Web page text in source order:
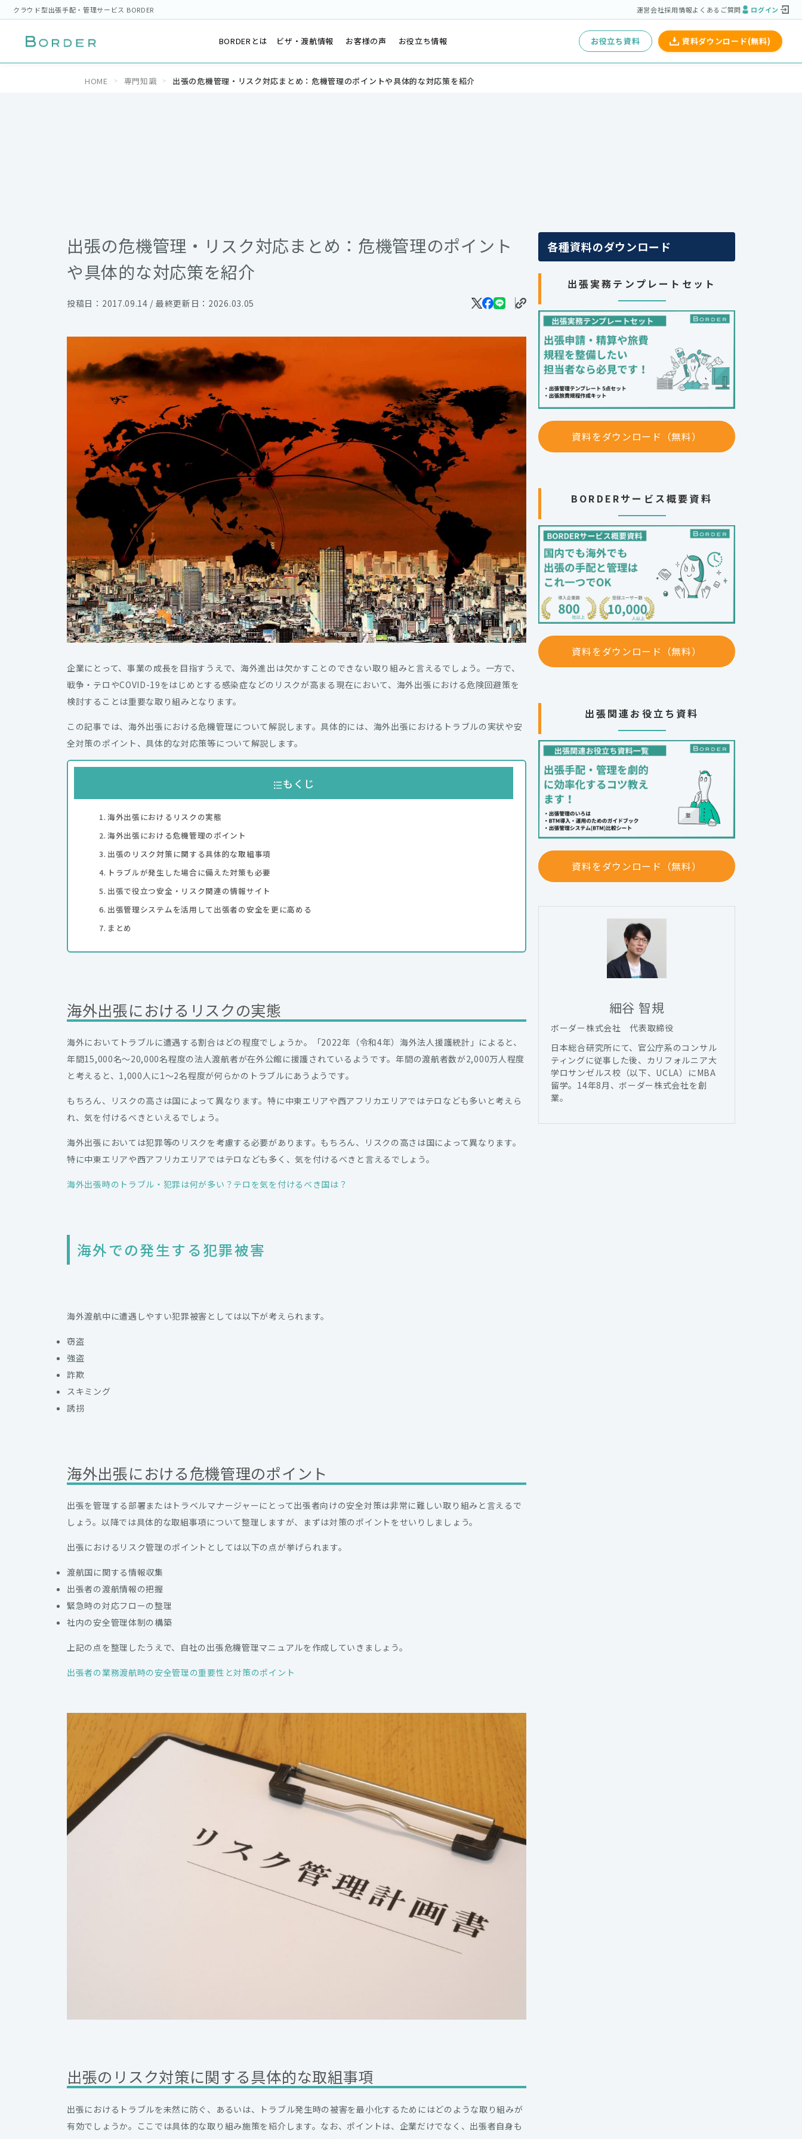
クラウド型出張手配・管理サービス BORDER 運営会社採用情報よくあるご質問 ログイン
BORDERとは ビザ・渡航情報 お客様の声 お役立ち情報 お役立ち資料 資料ダウンロード(無料)
HOME 専門知識 出張の危機管理・リスク対応まとめ：危機管理のポイントや具体的な対応策を紹介
出張の危機管理・リスク対応まとめ：危機管理のポイント
や具体的な対応策を紹介
投稿日：2017.09.14 / 最終更新日：2026.03.05
企業にとって、事業の成長を目指すうえで、海外進出は欠かすことのできない取り組みと言えるでしょう。一方で、
戦争・テロやCOVID-19をはじめとする感染症などのリスクが高まる現在において、海外出張における危険回避策を
検討することは重要な取り組みとなります。
この記事では、海外出張における危機管理について解説します。具体的には、海外出張におけるトラブルの実状や安
全対策のポイント、具体的な対応策等について解説します。
もくじ
海外出張におけるリスクの実態
海外出張における危機管理のポイント
出張のリスク対策に関する具体的な取組事項
トラブルが発生した場合に備えた対策も必要
出張で役立つ安全・リスク関連の情報サイト
出張管理システムを活用して出張者の安全を更に高める
まとめ
海外出張におけるリスクの実態
海外においてトラブルに遭遇する割合はどの程度でしょうか。「2022年（令和4年）海外法人援護統計」によると、
年間15,000名～20,000名程度の法人渡航者が在外公館に援護されているようです。年間の渡航者数が2,000万人程度
と考えると、1,000人に1～2名程度が何らかのトラブルにあうようです。
もちろん、リスクの高さは国によって異なります。特に中東エリアや西アフリカエリアではテロなども多いと考えら
れ、気を付けるべきといえるでしょう。
海外出張においては犯罪等のリスクを考慮する必要があります。もちろん、リスクの高さは国によって異なります。
特に中東エリアや西アフリカエリアではテロなども多く、気を付けるべきと言えるでしょう。
海外出張時のトラブル・犯罪は何が多い？テロを気を付けるべき国は？
海外での発生する犯罪被害
海外渡航中に遭遇しやすい犯罪被害としては以下が考えられます。
窃盗
強盗
詐欺
スキミング
誘拐
海外出張における危機管理のポイント
出張を管理する部署またはトラベルマナージャーにとって出張者向けの安全対策は非常に難しい取り組みと言えるで
しょう。以降では具体的な取組事項について整理しますが、まずは対策のポイントをせいりしましょう。
出張におけるリスク管理のポイントとしては以下の点が挙げられます。
渡航国に関する情報収集
出張者の渡航情報の把握
緊急時の対応フローの整理
社内の安全管理体制の構築
上記の点を整理したうえで、自社の出張危機管理マニュアルを作成していきましょう。
出張者の業務渡航時の安全管理の重要性と対策のポイント
出張のリスク対策に関する具体的な取組事項
出張におけるトラブルを未然に防ぐ、あるいは、トラブル発生時の被害を最小化するためにはどのような取り組みが
有効でしょうか。ここでは具体的な取り組み施策を紹介します。なお、ポイントは、企業だけでなく、出張者自身も
各種資料のダウンロード
出張実務テンプレートセット
資料をダウンロード（無料）
BORDERサービス概要資料
資料をダウンロード（無料）
出張関連お役立ち資料
資料をダウンロード（無料）
細谷 智規
ボーダー株式会社 代表取締役
日本総合研究所にて、官公庁系のコンサル
ティングに従事した後、カリフォルニア大
学ロサンゼルス校（以下、UCLA）にMBA
留学。14年8月、ボーダー株式会社を創
業。